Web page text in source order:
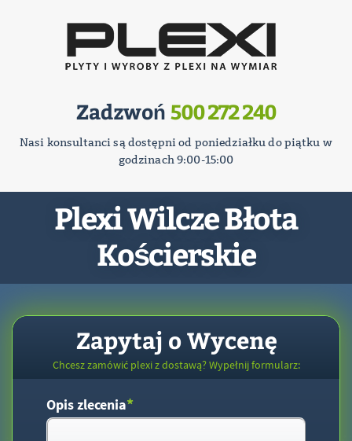
Zadzwoń 500 272 240
Nasi konsultanci są dostępni od poniedziałku do piątku w
godzinach 9:00-15:00
Plexi Wilcze Błota
Kościerskie
Zapytaj o Wycenę
Chcesz zamówić plexi z dostawą? Wypełnij formularz:
Opis zlecenia*